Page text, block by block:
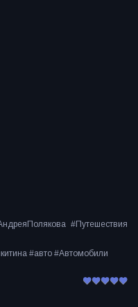
#Путешествия
#авто #Автомобили